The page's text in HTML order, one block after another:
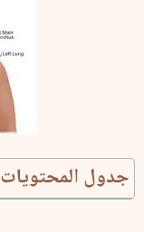
جدول المحتويات